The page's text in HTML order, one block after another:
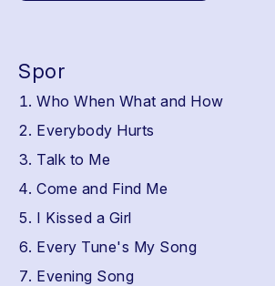
Spor
Who When What and How
Everybody Hurts
Talk to Me
Come and Find Me
I Kissed a Girl
Every Tune's My Song
Evening Song